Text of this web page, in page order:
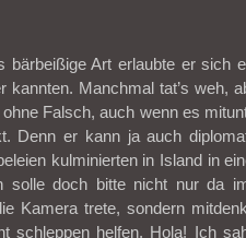
bärbeißige Art erlaubte er sich
kannten. Manchmal tat’s weh,
Falsch, auch wenn es
Denn er kann ja auch
kulminierten in Island in
solle doch bitte nicht nur da
Kamera trete, sondern
schleppen helfen. Hola! Ich